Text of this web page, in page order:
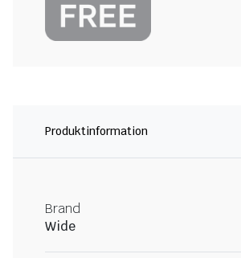
Produktinformation
Brand
Wide